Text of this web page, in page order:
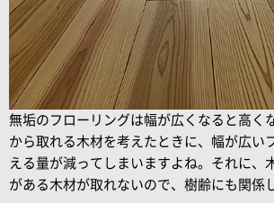
無垢のフローリングは幅が広くなると高く
から取れる木材を考えたときに、幅が広い
える量が減ってしまいますよね。それに、
がある木材が取れないので、樹齢にも関係